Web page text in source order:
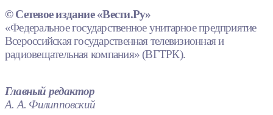
© Сетевое издание «Вести.Ру»
«Федеральное государственное унитарное предприятие
Всероссийская государственная телевизионная и
радиовещательная компания» (ВГТРК).
Главный редактор
А. А. Филипповский